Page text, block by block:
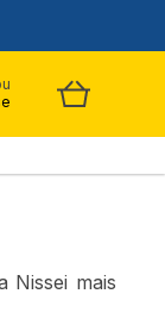
Nissei mais